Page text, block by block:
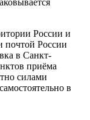
России и
почтой России
в Санкт-
приёма
силами
в